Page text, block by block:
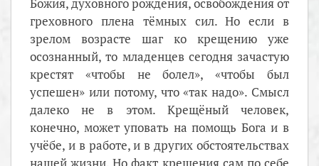
греховного плена тёмных сил. Но если в
зрелом возрасте шаг ко крещению уже
осознанный, то младенцев сегодня зачастую
крестят «чтобы не болел», «чтобы был
успешен» или потому, что «так надо». Смысл
далеко не в этом. Крещёный человек,
конечно, может уповать на помощь Бога и в
учёбе, и в работе, и в других обстоятельствах
нашей жизни. Но факт крещения сам по себе